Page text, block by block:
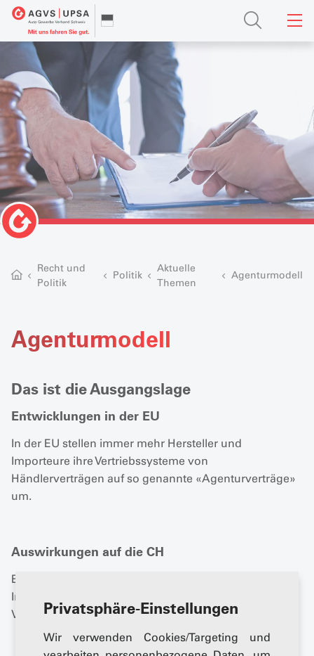
Privatsphäre-Einstellungen
Wir verwenden Cookies/Targeting und
Recht und
Politik
Politik
Aktuelle
Themen
Agenturmodell
Agenturmodell
Das ist die Ausgangslage
Entwicklungen in der EU
In der EU stellen immer mehr Hersteller und
Importeure ihre Vertriebssysteme von
Händlerverträgen auf so genannte «Agenturverträge»
um.
Auswirkungen auf die CH
Es ist davon auszugehen, dass die Hersteller bzw.
Importeure früher oder später auch die
Vertriebssysteme in der Schweiz umstellen.